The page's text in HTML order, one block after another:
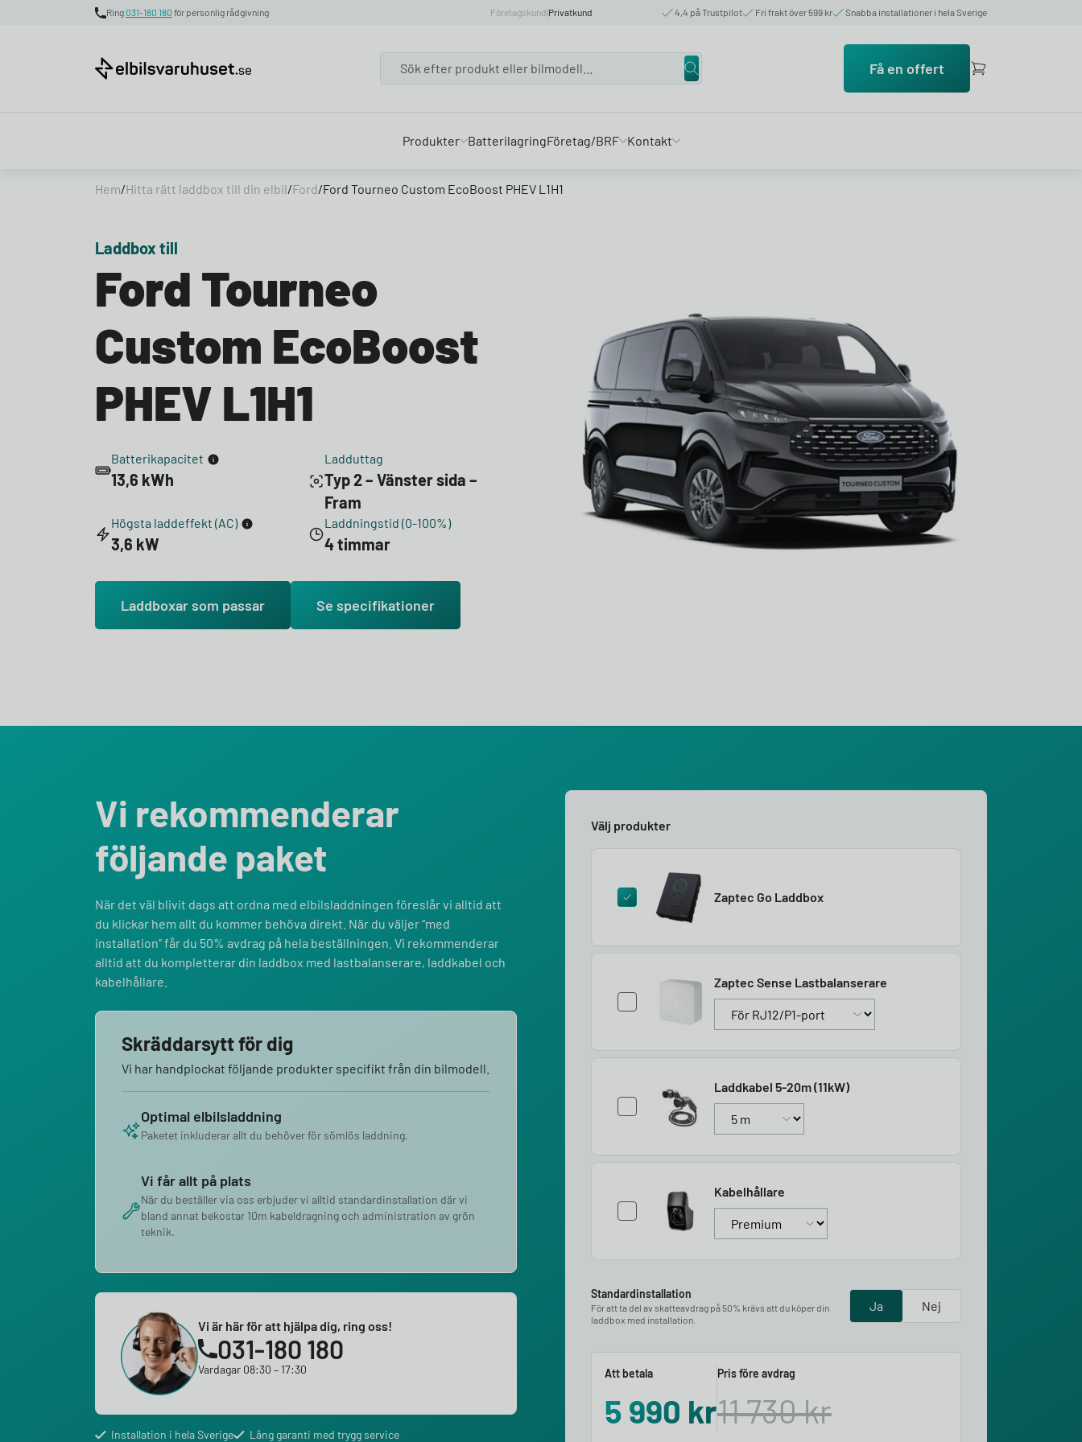
Ring031-180 180 för personlig rådgivning Företagskund|Privatkund 4,4 på Trustpilot Fri frakt över 599 kr Snabba installationer i hela Sverige
Få en offert
Produkter BatterilagringFöretag/BRF Kontakt
Hem/Hitta rätt laddbox till din elbil/Ford/Ford Tourneo Custom EcoBoost PHEV L1H1
Laddbox till
Ford Tourneo
Custom EcoBoost
PHEV L1H1
Batterikapacitet
13,6 kWh
Ladduttag
Typ 2 – Vänster sida –
Fram
Högsta laddeffekt (AC)
3,6 kW
Laddningstid (0-100%)
4 timmar
Laddboxar som passar Se specifikationer
Vi rekommenderar
följande paket
När det väl blivit dags att ordna med elbilsladdningen föreslår vi alltid att
du klickar hem allt du kommer behöva direkt. När du väljer “med
installation” får du 50% avdrag på hela beställningen. Vi rekommenderar
alltid att du kompletterar din laddbox med lastbalanserare, laddkabel och
kabelhållare.
Skräddarsytt för dig
Vi har handplockat följande produkter specifikt från din bilmodell.
Optimal elbilsladdning
Paketet inkluderar allt du behöver för sömlös laddning.
Vi får allt på plats
När du beställer via oss erbjuder vi alltid standardinstallation där vi
bland annat bekostar 10m kabeldragning och administration av grön
teknik.
Vi är här för att hjälpa dig, ring oss!
031-180 180
Vardagar 08:30 – 17:30
Installation i hela Sverige Lång garanti med trygg service
Välj produkter
Zaptec Go Laddbox
Zaptec Sense Lastbalanserare
Laddkabel 5-20m (11kW)
Kabelhållare
Standardinstallation
För att ta del av skatteavdrag på 50% krävs att du köper din
laddbox med installation.
Ja Nej
Att betala
5 990 kr
Pris före avdrag
11 730kr